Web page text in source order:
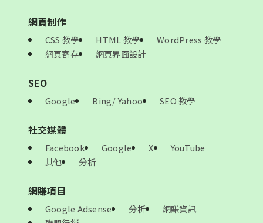
網頁制作
CSS 教學 HTML 教學
WordPress 教學
網頁寄存
網頁界面設計
SEO
Google Bing/ Yahoo SEO 教學
社交媒體
Facebook Google X
YouTube
其他
分析
網賺項目
Google Adsense 分析
網賺資訊